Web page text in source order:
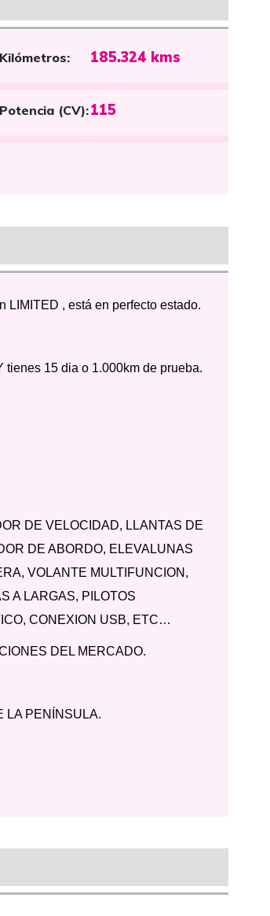
Kilómetros: 185.324 kms
Potencia (CV):115
LIMITED , está en perfecto estado.
15 dia o 1.000km de prueba.
DE VELOCIDAD, LLANTAS DE
DE ABORDO, ELEVALUNAS
VOLANTE MULTIFUNCION,
A LARGAS, PILOTOS
CONEXION USB, ETC…
DEL MERCADO.
LA PENÍNSULA.